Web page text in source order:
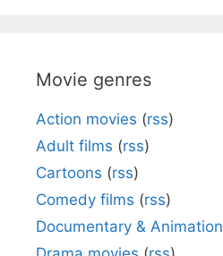
Movie genres
Action movies (rss)
Adult films (rss)
Cartoons (rss)
Comedy films (rss)
Documentary & Animation